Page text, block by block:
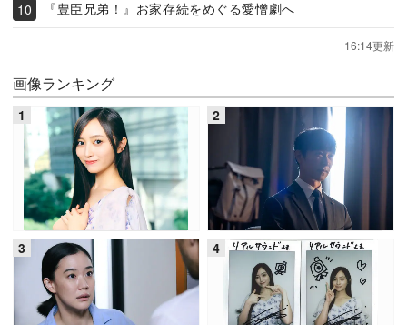
『豊臣兄弟！』お家存続をめぐる愛憎劇へ
16:14更新
画像ランキング